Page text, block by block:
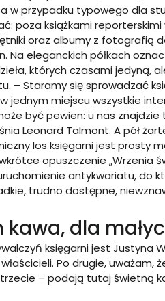
w przypadku typowego dla
poza książkami
oraz albumy z fotografią
Na eleganckich półkach
których czasami jedyną,
– Staramy się sprowadzać
jednym miejscu wszystkie
być pewien: u nas
Leonard Talmont. A pół
los księgarni jest prosty
opuszczenie „Wrzenia
antykwariatu,
trudno dostępne,
dla
księgarni jest Justyna
Po drugie,
– podają tutaj świetną